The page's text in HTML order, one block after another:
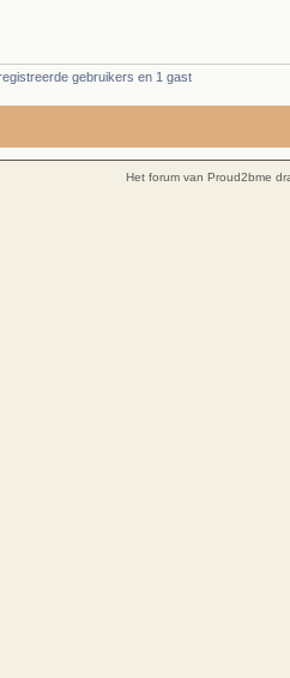
gebruikers en 1 gast
Het forum van Proud2bme